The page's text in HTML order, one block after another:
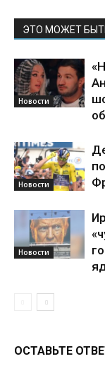
ЭТО МОЖЕТ
Новости
Новости
Новости
ОСТАВЬТЕ